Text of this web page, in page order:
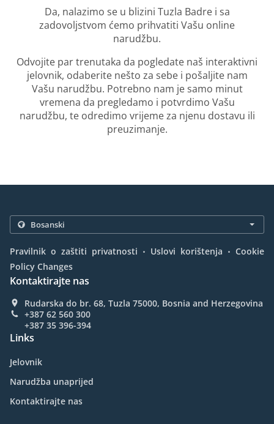
Da, nalazimo se u blizini Tuzla Badre i sa
zadovoljstvom ćemo prihvatiti Vašu online
narudžbu.
Odvojite par trenutaka da pogledate naš interaktivni
jelovnik, odaberite nešto za sebe i pošaljite nam
Vašu narudžbu. Potrebno nam je samo minut
vremena da pregledamo i potvrdimo Vašu
narudžbu, te odredimo vrijeme za njenu dostavu ili
preuzimanje.
Pravilnik o zaštiti privatnosti . Uslovi korištenja . Cookie
Policy Changes
Kontaktirajte nas
Rudarska do br. 68, Tuzla 75000, Bosnia and Herzegovina
+387 62 560 300
+387 35 396-394
Links
Jelovnik
Narudžba unaprijed
Kontaktirajte nas